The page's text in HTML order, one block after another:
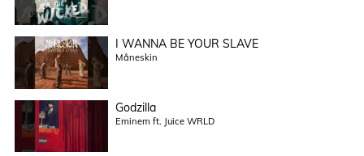
I WANNA BE YOUR SLAVE
Måneskin
Godzilla
Eminem ft. Juice WRLD